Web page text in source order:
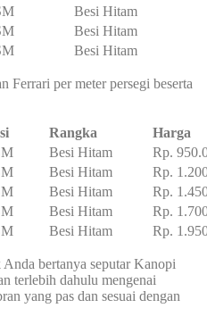
Besi Hitam
Besi Hitam
Besi Hitam
Ferrari per meter persegi beserta
Rangka
Harga
Besi Hitam
Rp.
Besi Hitam
Rp.
Besi Hitam
Rp.
Besi Hitam
Rp.
Besi Hitam Rp.
bertanya seputar Kanopi
terlebih dahulu mengenai
yang pas dan sesuai dengan